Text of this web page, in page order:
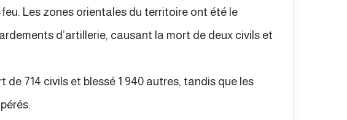
Les zones orientales du territoire ont été le
d’artillerie, causant la mort de deux civils et
714 civils et blessé 1 940 autres, tandis que les